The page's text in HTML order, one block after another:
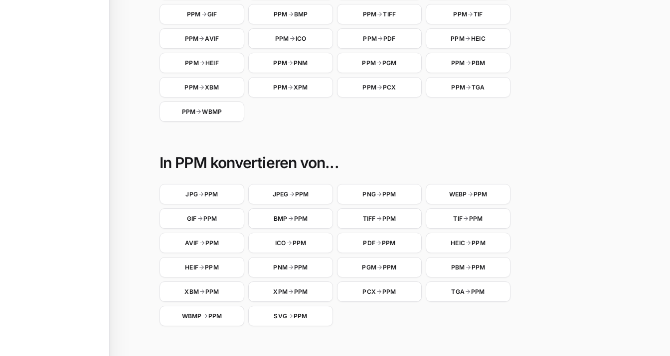
PPM GIF PPM BMP PPM TIFF PPM TIF
PPM AVIF PPM ICO PPM PDF PPM HEIC
PPM HEIF PPM PNM PPM PGM PPM PBM
PPM XBM PPM XPM PPM PCX PPM TGA
PPM WBMP
In PPM konvertieren von...
JPG PPM JPEG PPM PNG PPM WEBP PPM
GIF PPM BMP PPM TIFF PPM TIF PPM
AVIF PPM ICO PPM PDF PPM HEIC PPM
HEIF PPM PNM PPM PGM PPM PBM PPM
XBM PPM XPM PPM PCX PPM TGA PPM
WBMP PPM SVG PPM